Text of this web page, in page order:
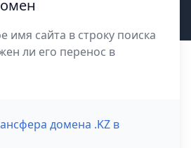
имя сайта в строку поиска
ли его перенос в
домена .KZ в